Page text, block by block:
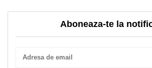
Aboneaza-te la